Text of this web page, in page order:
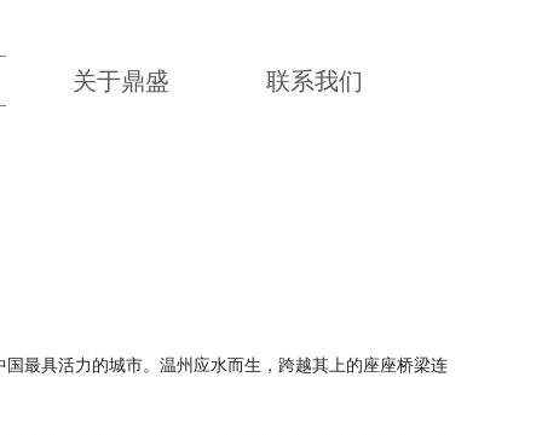
关于鼎盛 联系我们
最具活力的城市。温州应水而生，跨越其上的座座桥梁连